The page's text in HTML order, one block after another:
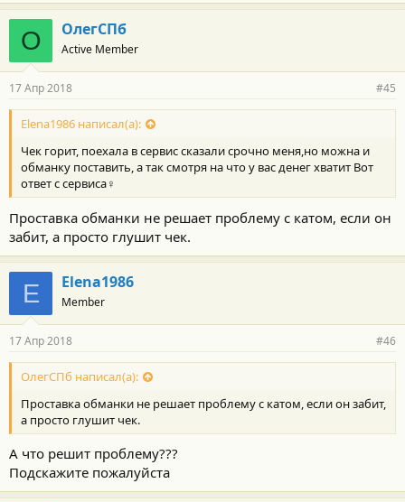
О ОлегСПб
Active Member
17 Апр 2018 #45
Elena1986 написал(а):
Чек горит, поехала в сервис сказали срочно меня,но можна и
обманку поставить, а так смотря на что у вас денег хватит Вот
ответ с сервиса‍♀️
Проставка обманки не решает проблему с катом, если он
забит, а просто глушит чек.
E Elena1986
Member
17 Апр 2018 #46
ОлегСПб написал(а):
Проставка обманки не решает проблему с катом, если он забит,
а просто глушит чек.
А что решит проблему???
Подскажите пожалуйста